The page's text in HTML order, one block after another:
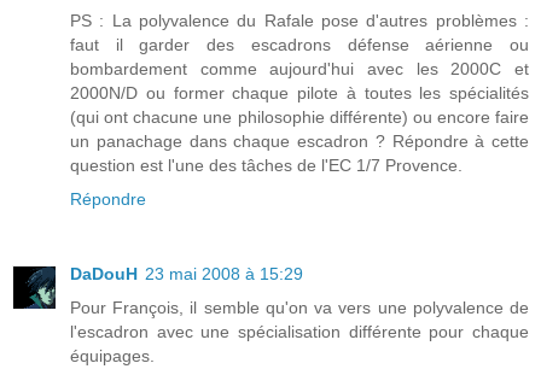
PS : La polyvalence du Rafale pose d'autres problèmes :
faut il garder des escadrons défense aérienne ou
bombardement comme aujourd'hui avec les 2000C et
2000N/D ou former chaque pilote à toutes les spécialités
(qui ont chacune une philosophie différente) ou encore faire
un panachage dans chaque escadron ? Répondre à cette
question est l'une des tâches de l'EC 1/7 Provence.
Répondre
DaDouH 23 mai 2008 à 15:29
Pour François, il semble qu'on va vers une polyvalence de
l'escadron avec une spécialisation différente pour chaque
équipages.